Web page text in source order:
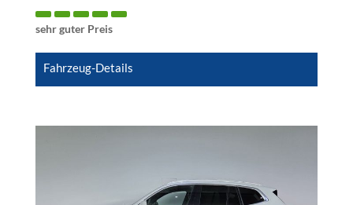
sehr guter Preis
Fahrzeug-Details